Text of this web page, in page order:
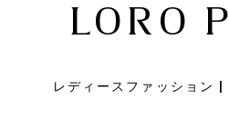
LORO
レディースファッション |